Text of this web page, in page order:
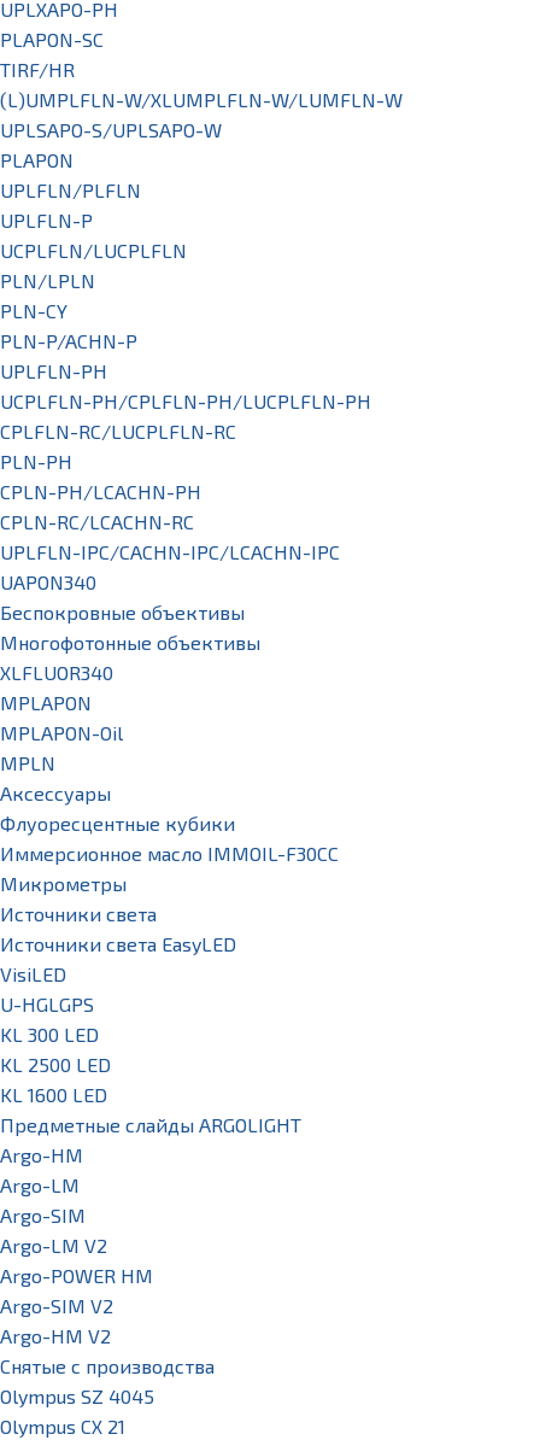
UPLXAPO-PH
PLAPON-SC
TIRF/HR
(L)UMPLFLN-W/XLUMPLFLN-W/LUMFLN-W
UPLSAPO-S/UPLSAPO-W
PLAPON
UPLFLN/PLFLN
UPLFLN-P
UCPLFLN/LUCPLFLN
PLN/LPLN
PLN-CY
PLN-P/ACHN-P
UPLFLN-PH
UCPLFLN-PH/CPLFLN-PH/LUCPLFLN-PH
CPLFLN-RC/LUCPLFLN-RC
PLN-PH
CPLN-PH/LCACHN-PH
CPLN-RC/LCACHN-RC
UPLFLN-IPC/CACHN-IPC/LCACHN-IPC
UAPON340
Беспокровные объективы
Многофотонные объективы
XLFLUOR340
MPLAPON
MPLAPON-Oil
MPLN
Аксессуары
Флуоресцентные кубики
Иммерсионное масло IMMOIL-F30CC
Микрометры
Источники света
Источники света EasyLED
VisiLED
U-HGLGPS
KL 300 LED
KL 2500 LED
KL 1600 LED
Предметные слайды ARGOLIGHT
Argo-HM
Argo-LM
Argo-SIM
Argo-LM V2
Argo-POWER HM
Argo-SIM V2
Argo-HM V2
Снятые с производства
Olympus SZ 4045
Olympus CX 21